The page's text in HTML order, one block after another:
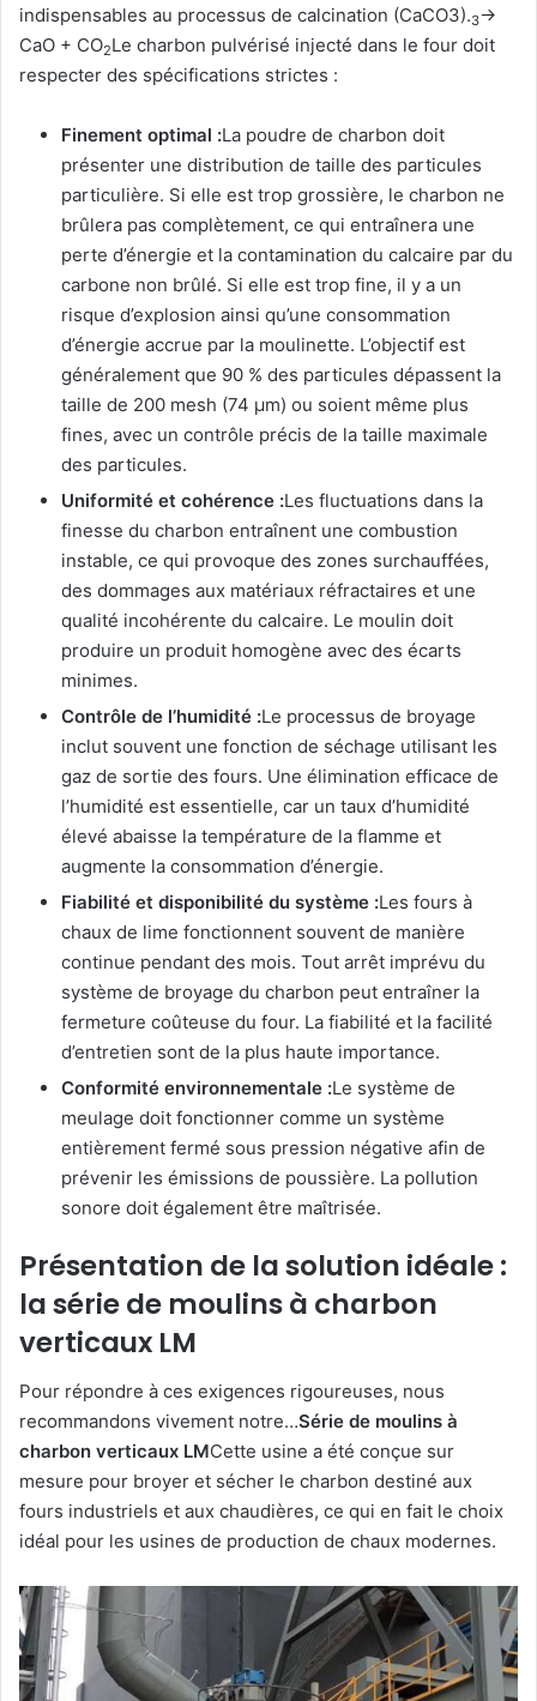
indispensables au processus de calcination (CaCO3).3→
CaO + CO2Le charbon pulvérisé injecté dans le four doit
respecter des spécifications strictes :
Finement optimal :La poudre de charbon doit
présenter une distribution de taille des particules
particulière. Si elle est trop grossière, le charbon ne
brûlera pas complètement, ce qui entraînera une
perte d’énergie et la contamination du calcaire par du
carbone non brûlé. Si elle est trop fine, il y a un
risque d’explosion ainsi qu’une consommation
d’énergie accrue par la moulinette. L’objectif est
généralement que 90 % des particules dépassent la
taille de 200 mesh (74 μm) ou soient même plus
fines, avec un contrôle précis de la taille maximale
des particules.
Uniformité et cohérence :Les fluctuations dans la
finesse du charbon entraînent une combustion
instable, ce qui provoque des zones surchauffées,
des dommages aux matériaux réfractaires et une
qualité incohérente du calcaire. Le moulin doit
produire un produit homogène avec des écarts
minimes.
Contrôle de l’humidité :Le processus de broyage
inclut souvent une fonction de séchage utilisant les
gaz de sortie des fours. Une élimination efficace de
l’humidité est essentielle, car un taux d’humidité
élevé abaisse la température de la flamme et
augmente la consommation d’énergie.
Fiabilité et disponibilité du système :Les fours à
chaux de lime fonctionnent souvent de manière
continue pendant des mois. Tout arrêt imprévu du
système de broyage du charbon peut entraîner la
fermeture coûteuse du four. La fiabilité et la facilité
d’entretien sont de la plus haute importance.
Conformité environnementale :Le système de
meulage doit fonctionner comme un système
entièrement fermé sous pression négative afin de
prévenir les émissions de poussière. La pollution
sonore doit également être maîtrisée.
Présentation de la solution idéale :
la série de moulins à charbon
verticaux LM
Pour répondre à ces exigences rigoureuses, nous
recommandons vivement notre…Série de moulins à
charbon verticaux LMCette usine a été conçue sur
mesure pour broyer et sécher le charbon destiné aux
fours industriels et aux chaudières, ce qui en fait le choix
idéal pour les usines de production de chaux modernes.